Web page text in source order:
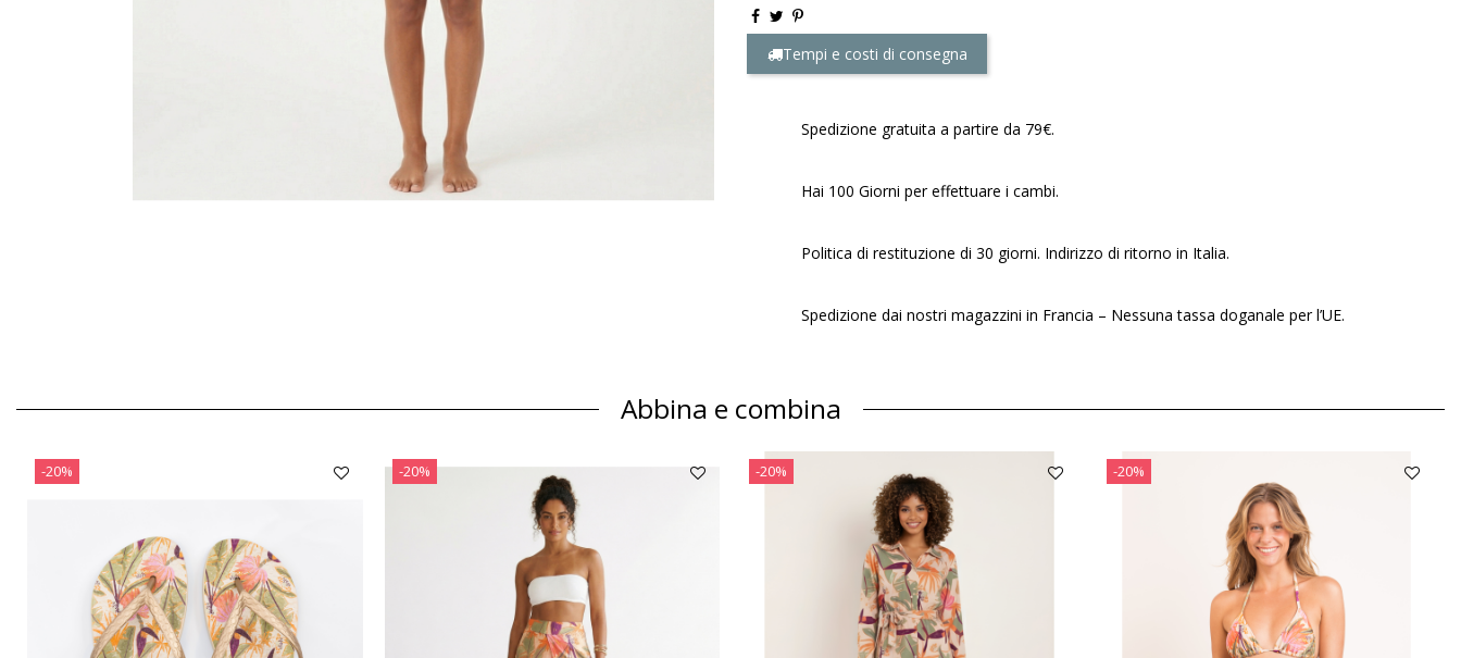
Tempi e costi di consegna
Spedizione gratuita a partire da 79€.
Hai 100 Giorni per effettuare i cambi.
Politica di restituzione di 30 giorni. Indirizzo di ritorno in Italia.
Spedizione dai nostri magazzini in Francia – Nessuna tassa doganale per l’UE.
Abbina e combina
-20% -20% -20% -20%